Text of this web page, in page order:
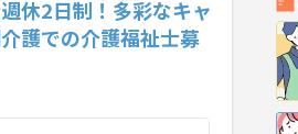
休2日制！多彩なキャ
護での介護福祉士募